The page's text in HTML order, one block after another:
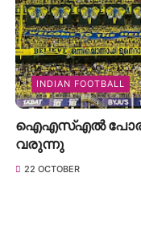
INDIAN FOOTBALL
ഐഎസ്എൽ
വരുന്നു
22 OCTOBER